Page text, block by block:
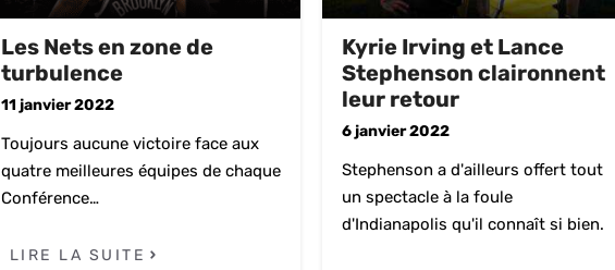
Les Nets en zone de
turbulence
11 janvier 2022
Toujours aucune victoire face aux
quatre meilleures équipes de chaque
Conférence…
LIRE LA SUITE
Kyrie Irving et Lance
Stephenson claironnent
leur retour
6 janvier 2022
Stephenson a d'ailleurs offert tout
un spectacle à la foule
d'Indianapolis qu'il connaît si bien.